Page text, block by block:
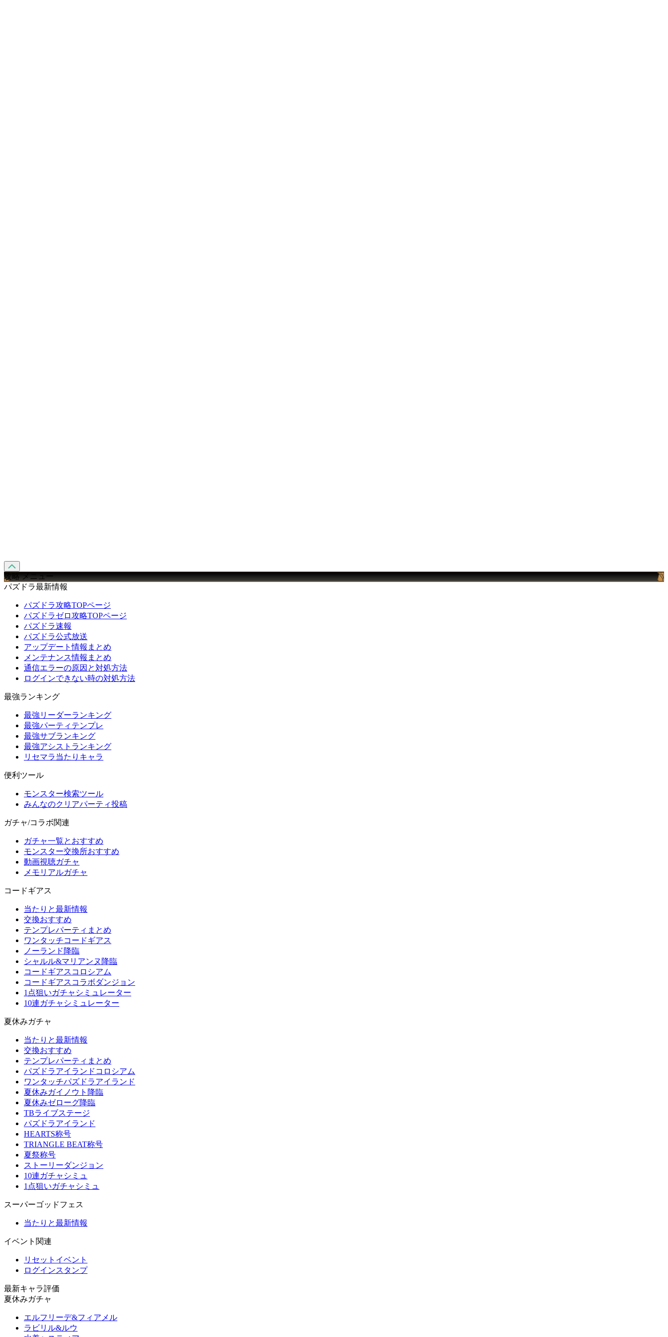
攻略 メニュー
パズドラ最新情報
パズドラ攻略TOPページ
パズドラゼロ攻略TOPページ
パズドラ速報
パズドラ公式放送
アップデート情報まとめ
メンテナンス情報まとめ
通信エラーの原因と対処方法
ログインできない時の対処方法
最強ランキング
最強リーダーランキング
最強パーティテンプレ
最強サブランキング
最強アシストランキング
リセマラ当たりキャラ
便利ツール
モンスター検索ツール
みんなのクリアパーティ投稿
ガチャ/コラボ関連
ガチャ一覧とおすすめ
モンスター交換所おすすめ
動画視聴ガチャ
メモリアルガチャ
コードギアス
当たりと最新情報
交換おすすめ
テンプレパーティまとめ
ワンタッチコードギアス
ノーランド降臨
シャルル&マリアンヌ降臨
コードギアスコロシアム
コードギアスコラボダンジョン
1点狙いガチャシミュレーター
10連ガチャシミュレーター
夏休みガチャ
当たりと最新情報
交換おすすめ
テンプレパーティまとめ
パズドラアイランドコロシアム
ワンタッチパズドラアイランド
夏休みガイノウト降臨
夏休みゼローグ降臨
TBライブステージ
パズドラアイランド
HEARTS称号
TRIANGLE BEAT称号
夏祭称号
ストーリーダンジョン
10連ガチャシミュ
1点狙いガチャシミュ
スーパーゴッドフェス
当たりと最新情報
イベント関連
リセットイベント
ログインスタンプ
最新キャラ評価
夏休みガチャ
エルフリーデ&フィアメル
ラビリル&ルウ